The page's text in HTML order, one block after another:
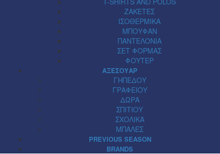
ΖΑΚΕΤΕΣ
ΙΣΟΘΕΡΜΙΚΑ
ΜΠΟΥΦΑΝ
ΠΑΝΤΕΛΟΝΙΑ
ΣΕΤ ΦΟΡΜΑΣ
ΦΟΥΤΕΡ
ΑΞΕΣΟΥΑΡ
ΓΗΠΕΔΟΥ
ΓΡΑΦΕΙΟΥ
ΔΩΡΑ
ΣΠΙΤΙΟΥ
ΣΧΟΛΙΚΑ
ΜΠΑΛΕΣ
PREVIOUS SEASON
BRANDS